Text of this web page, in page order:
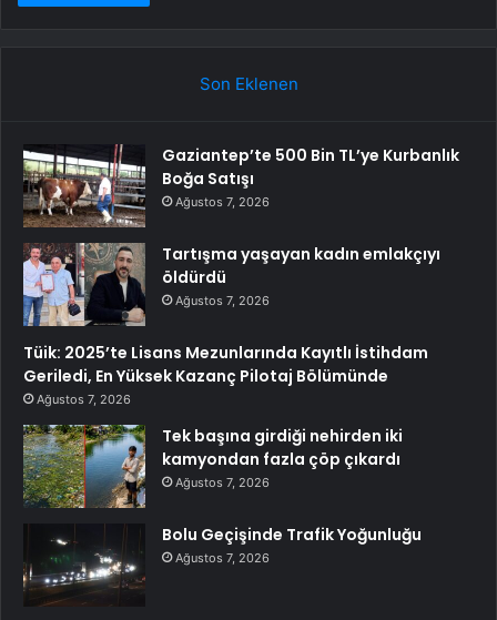
Son Eklenen
Gaziantep’te 500 Bin TL’ye Kurbanlık
Boğa Satışı
Ağustos 7, 2026
Tartışma yaşayan kadın emlakçıyı
öldürdü
Ağustos 7, 2026
Tüik: 2025’te Lisans Mezunlarında Kayıtlı İstihdam
Geriledi, En Yüksek Kazanç Pilotaj Bölümünde
Ağustos 7, 2026
Tek başına girdiği nehirden iki
kamyondan fazla çöp çıkardı
Ağustos 7, 2026
Bolu Geçişinde Trafik Yoğunluğu
Ağustos 7, 2026